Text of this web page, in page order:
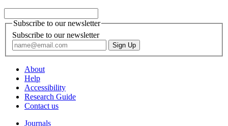
Subscribe to our newsletter
Subscribe to our newsletter
About
Help
Accessibility
Research Guide
Contact us
Journals